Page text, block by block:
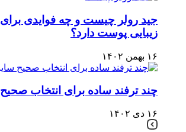
جید رولر چیست و چه فوایدی
زیبایی پوست دارد؟
۱۶ بهمن ۱۴۰۲
چند ترفند ساده برای انتخاب
۱۶ دی ۱۴۰۲